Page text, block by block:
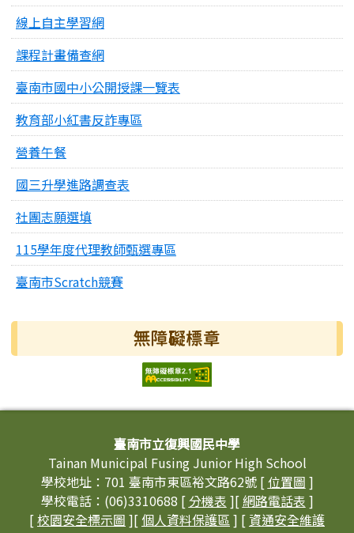
線上自主學習網
課程計畫備查網
臺南市國中小公開授課一覽表
教育部小紅書反詐專區
營養午餐
國三升學進路調查表
社團志願選填
115學年度代理教師甄選專區
臺南市Scratch競賽
無障礙標章
頁尾區域內容臺南市立復興國民中學
Tainan Municipal Fusing Junior High School
學校地址：701 臺南市東區裕文路62號 [位置圖 ]
學校電話：(06)3310688 [ 分機表 ][網路電話表 ]
[校園安全標示圖 ][個人資料保護區 ] [ 資通安全維護